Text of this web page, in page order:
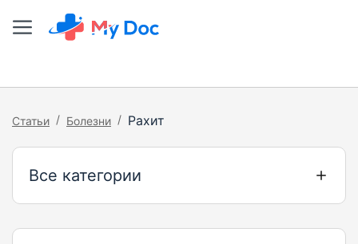
Статьи / Болезни / Рахит
Все категории